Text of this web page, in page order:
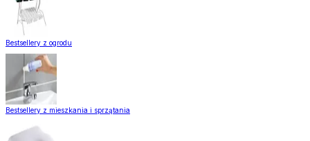
Bestsellery z ogrodu
Bestsellery z mieszkania i sprzątania